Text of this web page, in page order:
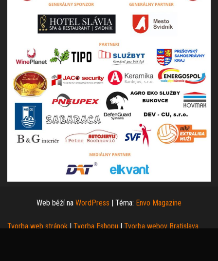
Web běží na WordPress | Téma: Envo Magazine
Tvorba web stránok | Tvorba Eshopu | Tvorba webov Bratislava